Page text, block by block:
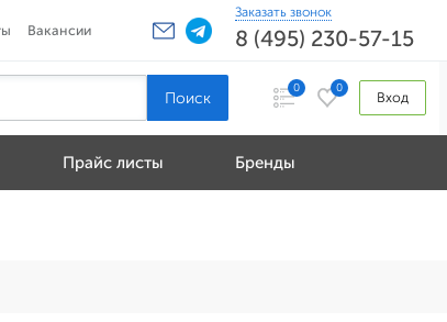
Вакансии
Заказать звонок
8 (495) 230-57-15
0 0
Вход
Прайс листы Бренды